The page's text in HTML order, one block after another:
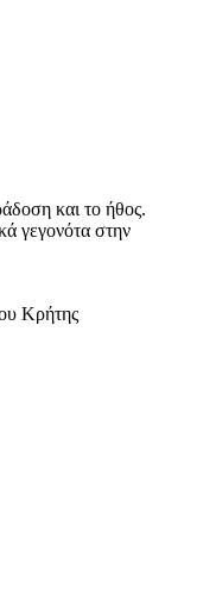
και το ήθος.
γεγονότα στην
Κρήτης